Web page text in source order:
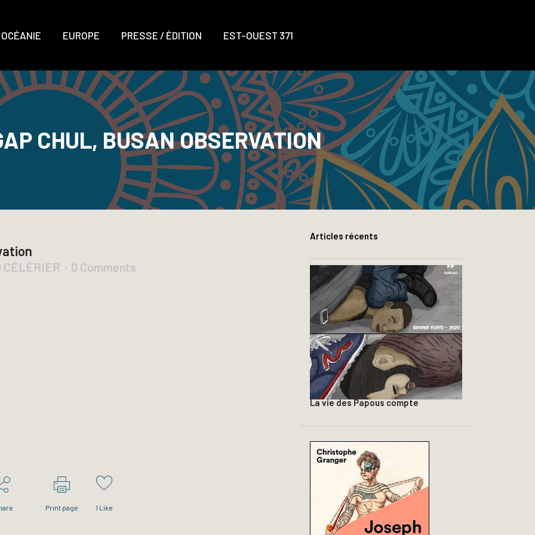
OCÉANIE EUROPE PRESSE / ÉDITION EST-OUEST 371
CHUL, BUSAN OBSERVATION
CÉLÉRIER 0 Comments
Print page 1 Like
Articles récents
La vie des Papous compte